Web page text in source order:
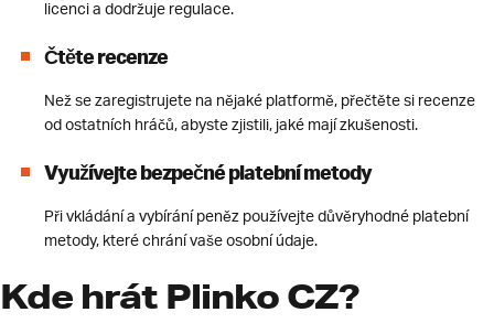
licenci a dodržuje regulace.
Čtěte recenze
Než se zaregistrujete na nějaké platformě, přečtěte si recenze
od ostatních hráčů, abyste zjistili, jaké mají zkušenosti.
Využívejte bezpečné platební metody
Při vkládání a vybírání peněz používejte důvěryhodné platební
metody, které chrání vaše osobní údaje.
Kde hrát Plinko CZ?